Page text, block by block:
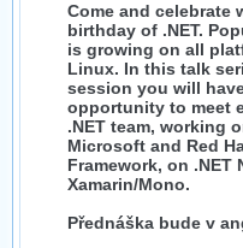
Come and celebrate
birthday of .NET.
is growing on all
Linux. In this talk
session you will
opportunity to meet
.NET team, working
Microsoft and Red
Framework, on .NET
Xamarin/Mono.
Přednáška bude v